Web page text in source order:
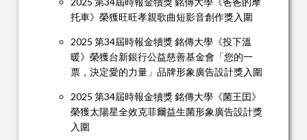
托車》榮獲旺旺孝親歌曲短影音創作獎入圍
2025 第34屆時報金犢獎 銘傳大學《投下溫
暖》榮獲台新銀行公益慈善基金會「您的一
票，決定愛的力量」品牌形象廣告設計獎入圍
2025 第34屆時報金犢獎 銘傳大學《菌王囯》
榮獲太陽星全效克菲爾益生菌形象廣告設計獎
入圍